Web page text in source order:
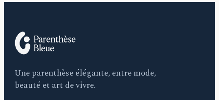
Une parenthèse élégante, entre mode,
beauté et art de vivre.